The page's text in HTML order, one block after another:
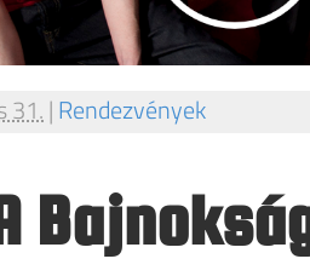
31.|Rendezvények